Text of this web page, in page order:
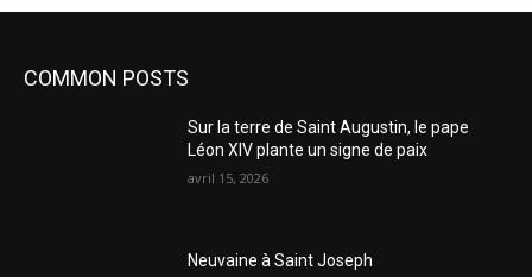
COMMON POSTS
Sur la terre de Saint Augustin, le pape
Léon XIV plante un signe de paix
avril 15, 2026
Neuvaine à Saint Joseph